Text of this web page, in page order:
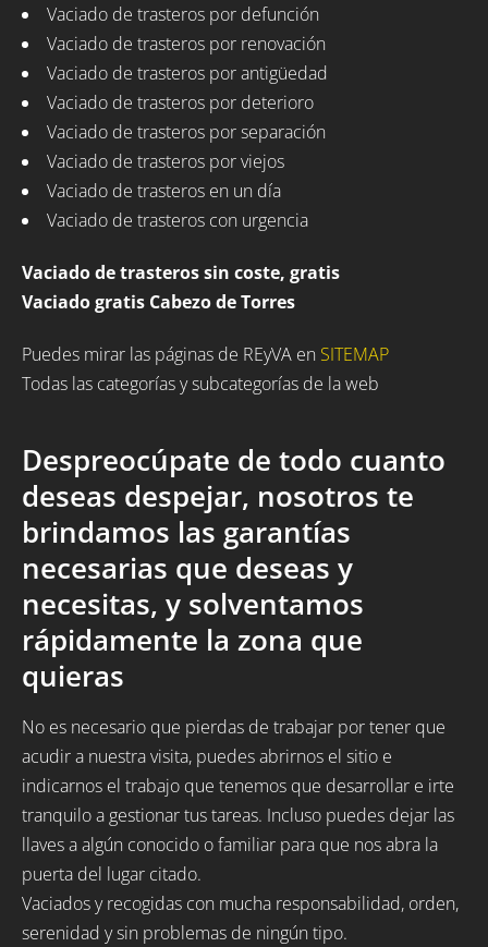
Vaciado de trasteros por defunción
Vaciado de trasteros por renovación
Vaciado de trasteros por antigüedad
Vaciado de trasteros por deterioro
Vaciado de trasteros por separación
Vaciado de trasteros por viejos
Vaciado de trasteros en un día
Vaciado de trasteros con urgencia
Vaciado de trasteros sin coste, gratis
Vaciado gratis Cabezo de Torres
Puedes mirar las páginas de REyVA en SITEMAP
Todas las categorías y subcategorías de la web
Despreocúpate de todo cuanto
deseas despejar, nosotros te
brindamos las garantías
necesarias que deseas y
necesitas, y solventamos
rápidamente la zona que
quieras
No es necesario que pierdas de trabajar por tener que
acudir a nuestra visita, puedes abrirnos el sitio e
indicarnos el trabajo que tenemos que desarrollar e irte
tranquilo a gestionar tus tareas. Incluso puedes dejar las
llaves a algún conocido o familiar para que nos abra la
puerta del lugar citado.
Vaciados y recogidas con mucha responsabilidad, orden,
serenidad y sin problemas de ningún tipo.